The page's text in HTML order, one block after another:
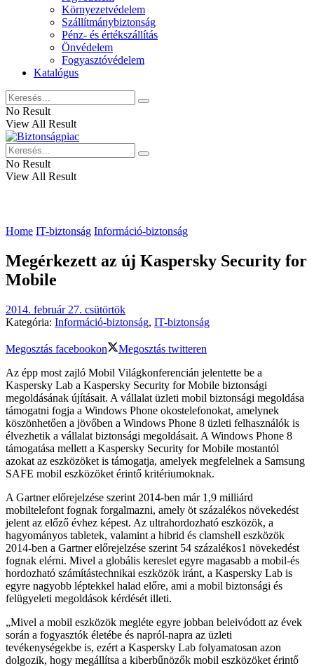
Környezetvédelem
Szállítmánybiztonság
Pénz- és értékszállítás
Önvédelem
Fogyasztóvédelem
Katalógus
No Result
View All Result
No Result
View All Result
Home IT-biztonság Információ-biztonság
Megérkezett az új Kaspersky Security for
Mobile
2014. február 27. csütörtök
Kategória: Információ-biztonság, IT-biztonság
Megosztás facebookon
Megosztás twitteren
Az épp most zajló Mobil Világkonferencián jelentette be a
Kaspersky Lab a Kaspersky Security for Mobile biztonsági
megoldásának újításait. A vállalat üzleti mobil biztonsági megoldása
támogatni fogja a Windows Phone okostelefonokat, amelynek
köszönhetően a jövőben a Windows Phone 8 üzleti felhasználók is
élvezhetik a vállalat biztonsági megoldásait. A Windows Phone 8
támogatása mellett a Kaspersky Security for Mobile mostantól
azokat az eszközöket is támogatja, amelyek megfelelnek a Samsung
SAFE mobil eszközöket érintő kritériumoknak.
A Gartner előrejelzése szerint 2014-ben már 1,9 milliárd
mobiltelefont fognak forgalmazni, amely öt százalékos növekedést
jelent az előző évhez képest. Az ultrahordozható eszközök, a
hagyományos tabletek, valamint a hibrid és clamshell eszközök
2014-ben a Gartner előrejelzése szerint 54 százalékos1 növekedést
fognak elérni. Mivel a globális kereslet egyre magasabb a mobil-és
hordozható számítástechnikai eszközök iránt, a Kaspersky Lab is
egyre nagyobb léptekkel halad előre, ami a mobil biztonsági és
felügyeleti megoldások kérdését illeti.
„Mivel a mobil eszközök megléte egyre jobban beleivódott az évek
során a fogyasztók életébe és napról-napra az üzleti
tevékenységekbe is, ezért a Kaspersky Lab folyamatosan azon
dolgozik, hogy megállítsa a kiberbűnözők mobil eszközöket érintő